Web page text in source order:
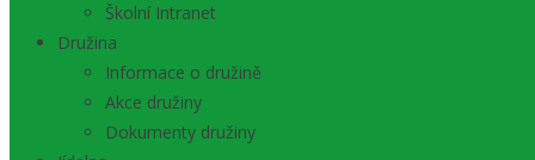
Školní Intranet
Družina
Informace o družině
Akce družiny
Dokumenty družiny